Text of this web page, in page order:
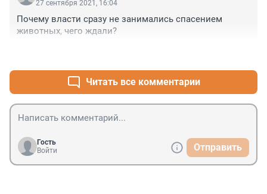
27 сентября 2021, 16:04
Почему власти сразу не занимались спасением
животных, чего ждали?
Читать все комментарии
Гость
Войти
Отправить